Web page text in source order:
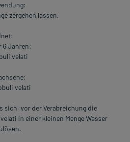
zergehen lassen.
6 Jahren:
velati
velati
sich, vor der Verabreichung die
in einer kleinen Menge Wasser